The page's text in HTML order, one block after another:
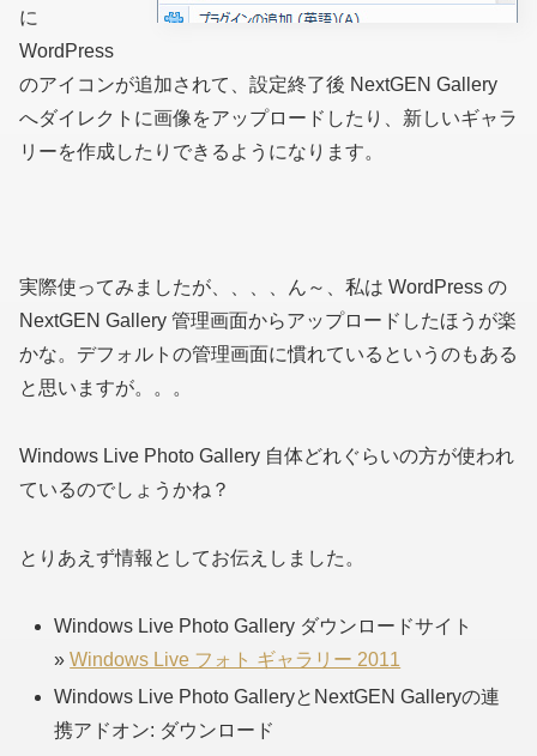
に
WordPress
のアイコンが追加されて、設定終了後 NextGEN Gallery
へダイレクトに画像をアップロードしたり、新しいギャラ
リーを作成したりできるようになります。
実際使ってみましたが、、、、ん～、私は WordPress の
NextGEN Gallery 管理画面からアップロードしたほうが楽
かな。デフォルトの管理画面に慣れているというのもある
と思いますが。。。
Windows Live Photo Gallery 自体どれぐらいの方が使われ
ているのでしょうかね？
とりあえず情報としてお伝えしました。
Windows Live Photo Gallery ダウンロードサイト
»Windows Live フォト ギャラリー 2011
Windows Live Photo GalleryとNextGEN Galleryの連
携アドオン: ダウンロード